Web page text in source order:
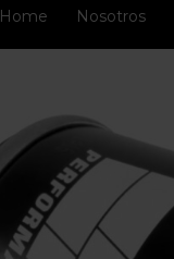
Home Nosotros